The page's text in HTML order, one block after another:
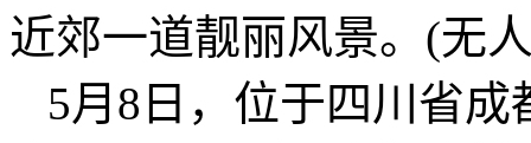
近郊一道靓丽风景。(无
5月8日，位于四川省